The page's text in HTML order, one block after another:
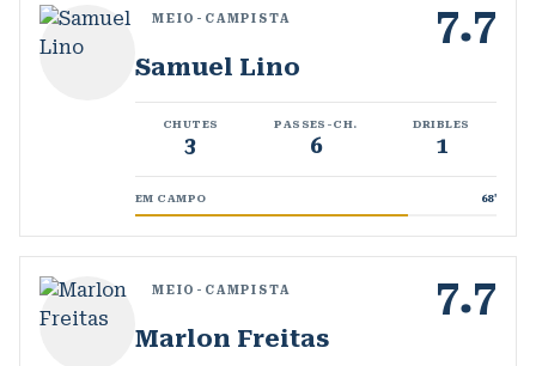
MEIO-CAMPISTA 7.7
Samuel Lino
CHUTES
3
PASSES-CH.
6
DRIBLES
1
EM CAMPO 68'
MEIO-CAMPISTA 7.7
Marlon Freitas